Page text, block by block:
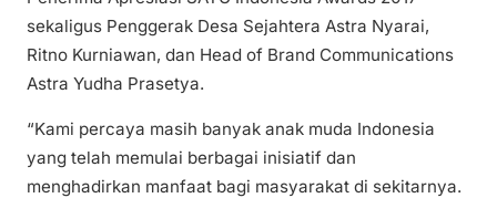
sekaligus Penggerak Desa Sejahtera Astra Nyarai,
Ritno Kurniawan, dan Head of Brand Communications
Astra Yudha Prasetya.
“Kami percaya masih banyak anak muda Indonesia
yang telah memulai berbagai inisiatif dan
menghadirkan manfaat bagi masyarakat di sekitarnya.